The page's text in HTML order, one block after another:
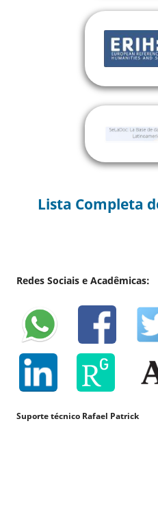
Lista Completa
Redes Sociais e Acadêmicas:
Suporte técnico Rafael Patrick